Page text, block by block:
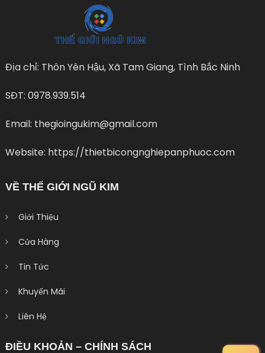
Địa chỉ: Thôn Yên Hậu, Xã Tam Giang, Tình Bắc Ninh
SĐT: 0978.939.514
Email: thegioingukim@gmail.com
Website: https://thietbicongnghiepanphuoc.com
VỀ THẾ GIỚI NGŨ KIM
Giới Thiệu
Cửa Hàng
Tin Tức
Khuyến Mãi
Liên Hệ
ĐIỀU KHOẢN – CHÍNH SÁCH